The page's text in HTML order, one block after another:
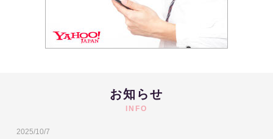
お知らせ
INFO
2025/10/7